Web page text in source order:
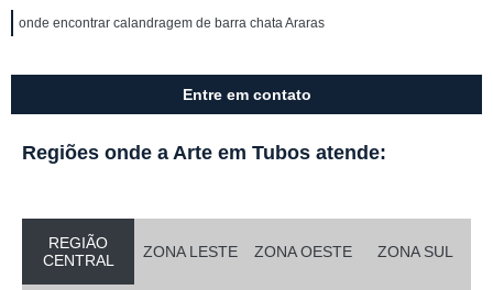
onde encontrar calandragem de barra chata Araras
Entre em contato
Regiões onde a Arte em Tubos atende:
REGIÃO
CENTRAL
ZONA LESTE ZONA OESTE ZONA SUL